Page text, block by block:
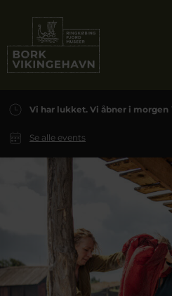
Vi har lukket. Vi åbner i morgen
Se alle events